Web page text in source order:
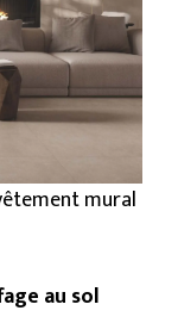
mural
au sol